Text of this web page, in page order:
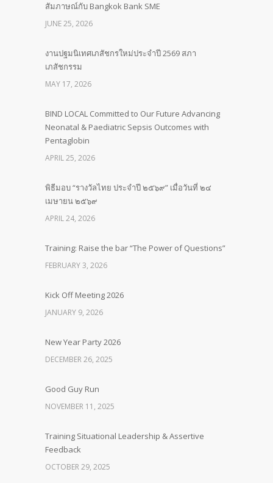
สัมภาษณ์กับ Bangkok Bank SME
JUNE 25, 2026
งานปฐมนิเทศเภสัชกรใหม่ประจำปี 2569 สภา
เภสัชกรรม
MAY 17, 2026
BIND LOCAL Committed to Our Future Advancing
Neonatal & Paediatric Sepsis Outcomes with
Pentaglobin
APRIL 25, 2026
พิธีมอบ “รางวัลไทย ประจำปี ๒๕๖๙” เมื่อวันที่ ๒๔
เมษายน ๒๕๖๙
APRIL 24, 2026
Training: Raise the bar “The Power of Questions”
FEBRUARY 3, 2026
Kick Off Meeting 2026
JANUARY 9, 2026
New Year Party 2026
DECEMBER 26, 2025
Good Guy Run
NOVEMBER 11, 2025
Training Situational Leadership & Assertive
Feedback
OCTOBER 29, 2025